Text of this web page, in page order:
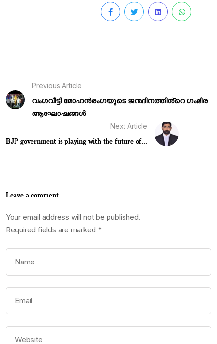
Previous Article
വംഗവീട്ടി മോഹൻരംഗയുടെ ജന്മദിനത്തിൻ്റെ ഗംഭീര
ആഘോഷങ്ങൾ
Next Article
BJP government is playing with the future of...
Leave a comment
Your email address will not be published.
Required fields are marked *